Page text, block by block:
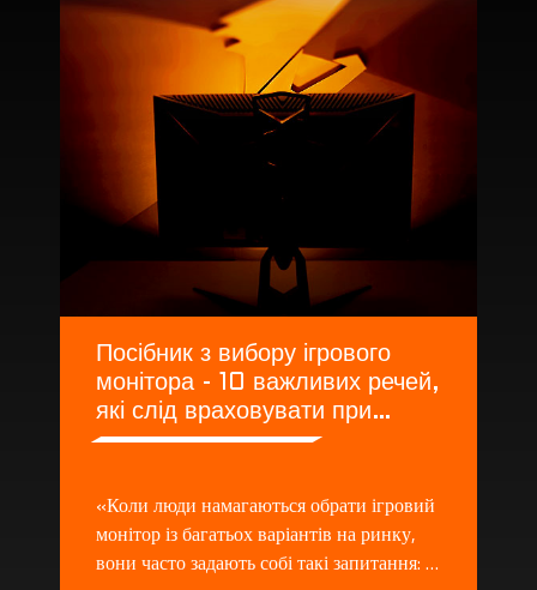
Посібник з вибору ігрового
монітора - 10 важливих речей,
які слід враховувати при
покупці монітора
«Коли люди намагаються обрати ігровий
монітор із багатьох варіантів на ринку,
вони часто задають собі такі запитання: -